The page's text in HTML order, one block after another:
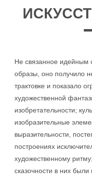
Не связанное идейным
образы, оно получило
трактовке и показало
художественной
изобретательности;
изобразительные
выразительности,
построениях
художественному
сказочности в них